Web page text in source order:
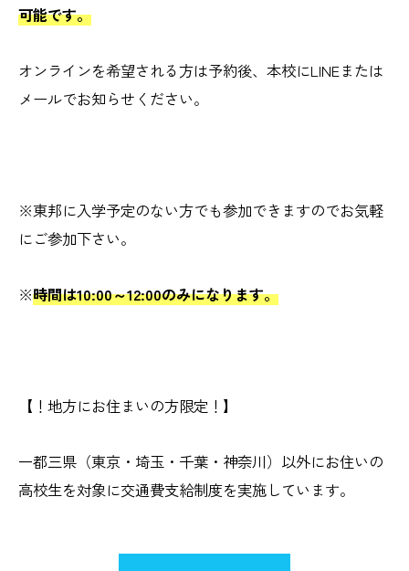
可能です。
オンラインを希望される方は予約後、本校にLINEまたは
メールでお知らせください。
※東邦に入学予定のない方でも参加できますのでお気軽
にご参加下さい。
※時間は10:00～12:00のみになります。
【！地方にお住まいの方限定！】
一都三県（東京・埼玉・千葉・神奈川）以外にお住いの
高校生を対象に交通費支給制度を実施しています。